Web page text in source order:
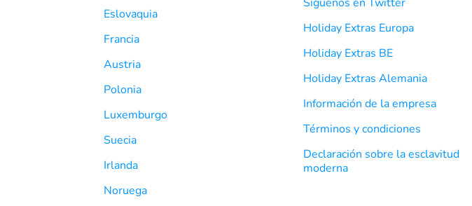
Eslovaquia
Francia
Austria
Polonia
Luxemburgo
Suecia
Irlanda
Noruega
Holiday Extras Europa
Holiday Extras BE
Holiday Extras Alemania
Información de la empresa
Términos y condiciones
Declaración sobre la esclavitud
moderna